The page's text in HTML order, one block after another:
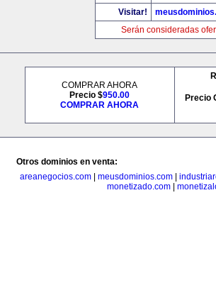
Visitar!
Serán consideradas
COMPRAR AHORA
Precio $950.00
COMPRAR AHORA
Precio
Otros dominios en venta:
areanegocios.com
meusdominios.com
monetizado.com|